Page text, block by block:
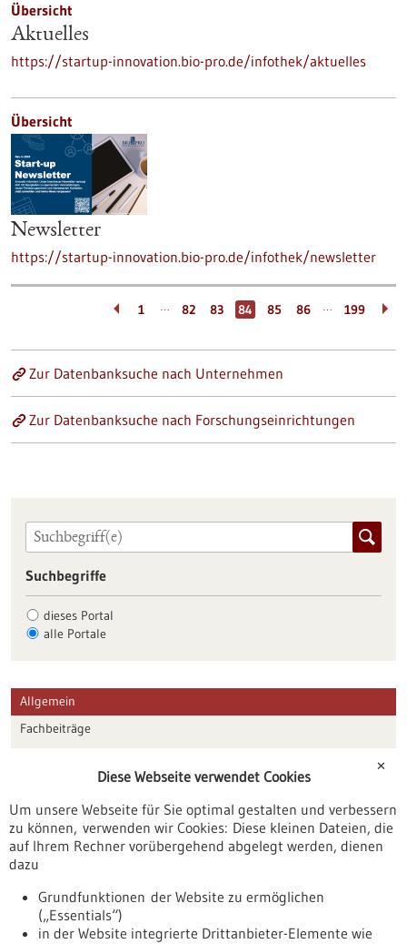
Übersicht
Aktuelles
https://startup-innovation.bio-pro.de/infothek/aktuelles
Übersicht
Newsletter
https://startup-innovation.bio-pro.de/infothek/newsletter
1 … 82 83 84 85 86 … 199
Zur Datenbanksuche nach Unternehmen
Zur Datenbanksuche nach Forschungseinrichtungen
Suchbegriffe
dieses Portal
alle Portale
Allgemein
Fachbeiträge
Veranstaltungen
Erscheinungsdatum
✕
Diese Webseite verwendet Cookies
Um unsere Webseite für Sie optimal gestalten und verbessern
zu können, verwenden wir Cookies: Diese kleinen Dateien, die
auf Ihrem Rechner vorübergehend abgelegt werden, dienen
dazu
Grundfunktionen der Website zu ermöglichen
(„Essentials“)
in der Website integrierte Drittanbieter-Elemente wie